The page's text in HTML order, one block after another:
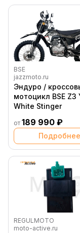
BSE
jazzmoto.ru
Эндуро /
мотоцикл BSE Z3
White Stinger
от 189 990 ₽
Подробнее
REGULMOTO
moto-active.ru